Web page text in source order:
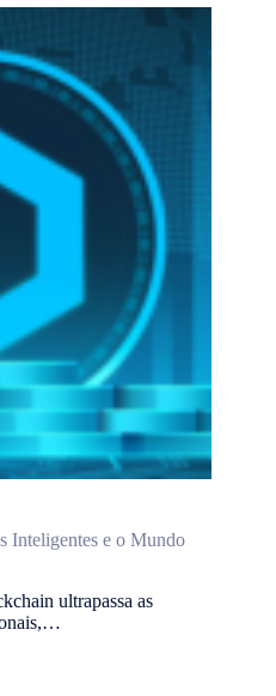
Inteligentes e o Mundo
ultrapassa as